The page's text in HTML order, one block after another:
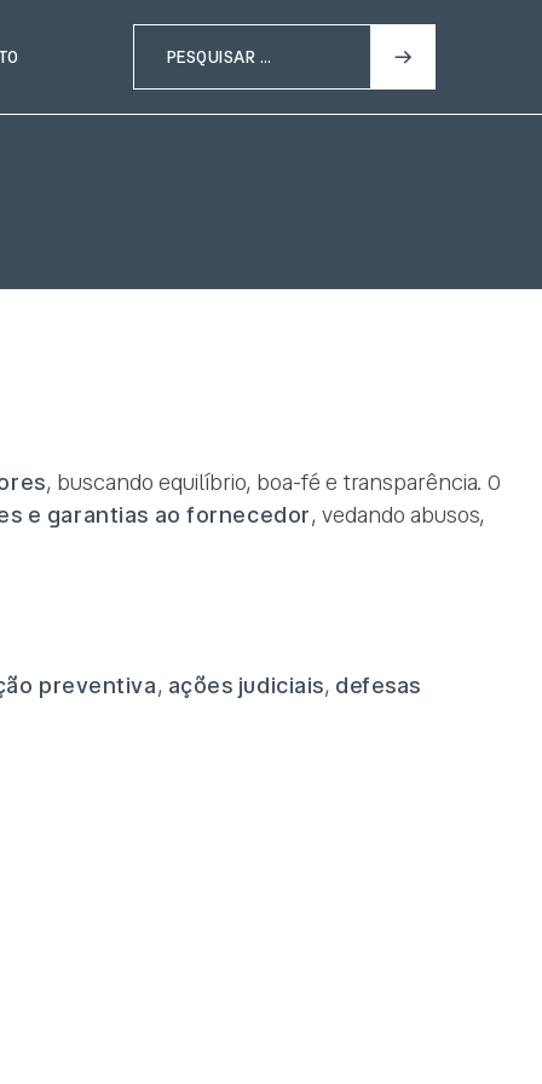
, buscando equilíbrio, boa-fé e transparência. O
e garantias ao fornecedor, vedando abusos,
preventiva, ações judiciais, defesas